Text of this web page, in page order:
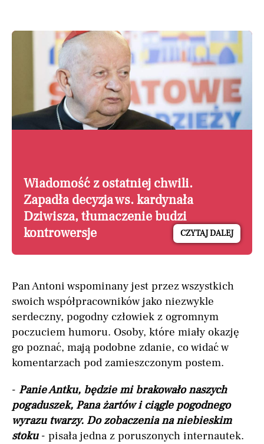
Wiadomość z ostatniej chwili.
Zapadła decyzja ws. kardynała
Dziwisza, tłumaczenie budzi
kontrowersje
CZYTAJ DALEJ
Pan Antoni wspominany jest przez wszystkich
swoich współpracowników jako niezwykle
serdeczny, pogodny człowiek z ogromnym
poczuciem humoru. Osoby, które miały okazję
go poznać, mają podobne zdanie, co widać w
komentarzach pod zamieszczonym postem.
- Panie Antku, będzie mi brakowało naszych
pogaduszek, Pana żartów i ciągle pogodnego
wyrazu twarzy. Do zobaczenia na niebieskim
stoku - pisała jedna z poruszonych internautek.